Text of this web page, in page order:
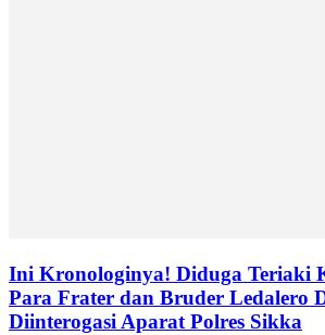
Ini Kronologinya! Diduga Teriaki
Para Frater dan Bruder Ledalero
Diinterogasi Aparat Polres Sikka